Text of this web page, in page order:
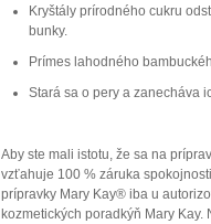
Kryštály prírodného cukru
bunky.
Prímes lahodného
Stará sa o pery a zanecháva
Aby ste mali istotu, že sa na
vzťahuje 100 % záruka
prípravky Mary Kay® iba u
kozmetických poradkýň Mary Kay.